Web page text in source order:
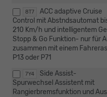
8T7
ACC adaptive Cruise
Control mit Abstndsautomat
210 Km/h und intelligentem
Stopp & Go Funktion- nur für
zusammen mit einem
P13 oder P71
7Y4
Side Assist-
Spurwechsel Assistent mit
Rangierbremsfunktion und